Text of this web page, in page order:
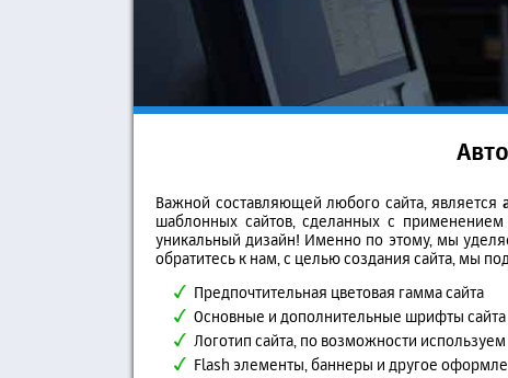
Важной составляющей любого сайта, является
шаблонных сайтов, сделанных с
уникальный дизайн! Именно по этому, мы
обратитесь к нам, с целью создания сайта, мы
Предпочтительная цветовая гамма сайта
Основные и дополнительные шрифты сайта
Логотип сайта, по возможности
Flash элементы, баннеры и другое